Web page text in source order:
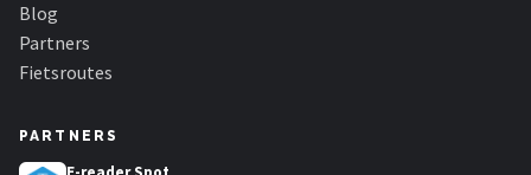
Blog
Partners
Fietsroutes
PARTNERS